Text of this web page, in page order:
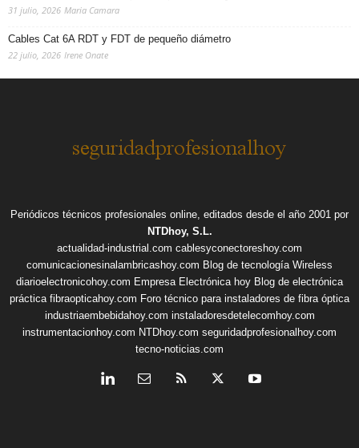
31 julio, 2026 Maria Camara
Cables Cat 6A RDT y FDT de pequeño diámetro
22 julio, 2026 Irene Onate
Periódicos técnicos profesionales online, editados desde el año 2001 por
NTDhoy, S.L.
actualidad-industrial.com cablesyconectoreshoy.com
comunicacionesinalambricashoy.com Blog de tecnología Wireless
diarioelectronicohoy.com Empresa Electrónica hoy Blog de electrónica
práctica fibraopticahoy.com Foro técnico para instaladores de fibra óptica
industriaembebidahoy.com instaladoresdetelecomhoy.com
instrumentacionhoy.com NTDhoy.com seguridadprofesionalhoy.com
tecno-noticias.com